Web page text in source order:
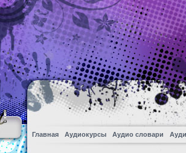
Главная Аудиокурсы Аудио словари